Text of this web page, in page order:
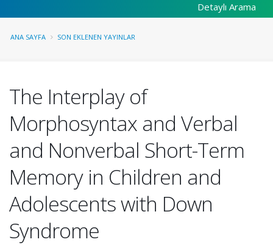
Detaylı Arama
ANA SAYFA SON EKLENEN YAYINLAR
The Interplay of
Morphosyntax and Verbal
and Nonverbal Short-Term
Memory in Children and
Adolescents with Down
Syndrome